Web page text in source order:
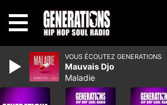
VOUS ÉCOUTEZ GENERATIONS
Mauvais Djo
Maladie